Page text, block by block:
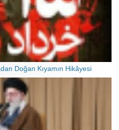
Doğan Kıyamın Hikâyesi